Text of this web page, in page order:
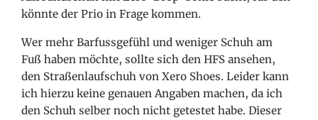
könnte der Prio in Frage kommen.
Wer mehr Barfussgefühl und weniger Schuh am
Fuß haben möchte, sollte sich den HFS ansehen,
den Straßenlaufschuh von Xero Shoes. Leider kann
ich hierzu keine genauen Angaben machen, da ich
den Schuh selber noch nicht getestet habe. Dieser